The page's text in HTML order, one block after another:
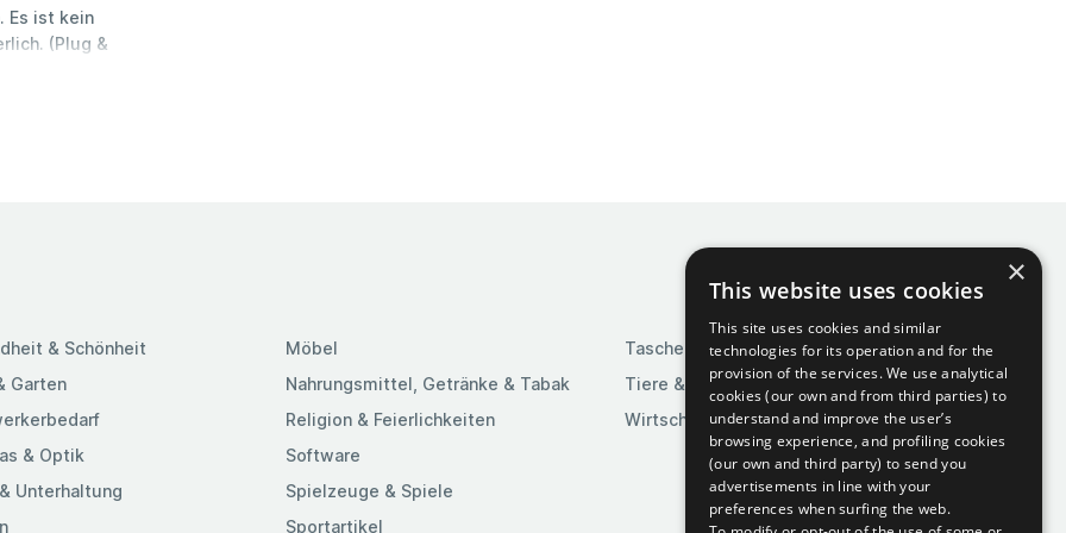
Es ist kein
(Plug &
Sie die
um 100
und
& Schönheit
Garten
& Optik
Unterhaltung
Möbel
Nahrungsmittel, Getränke & Tabak
Religion & Feierlichkeiten
Software
Spielzeuge & Spiele
Sportartikel
Taschen & Gepäck
Tiere & Tierbedarf
Wirtschaft & Industrie
×
This website uses cookies
This site uses cookies and similar
technologies for its operation and for the
provision of the services. We use analytical
cookies (our own and from third parties) to
understand and improve the user’s
browsing experience, and profiling cookies
(our own and third party) to send you
advertisements in line with your
preferences when surfing the web.